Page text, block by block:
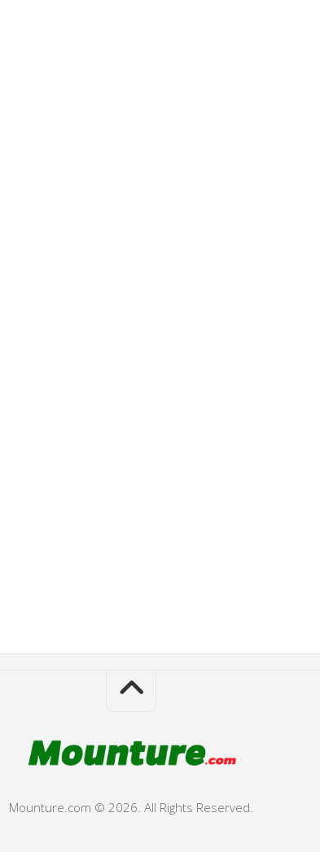
Mounture.com © 2026. All Rights Reserved.